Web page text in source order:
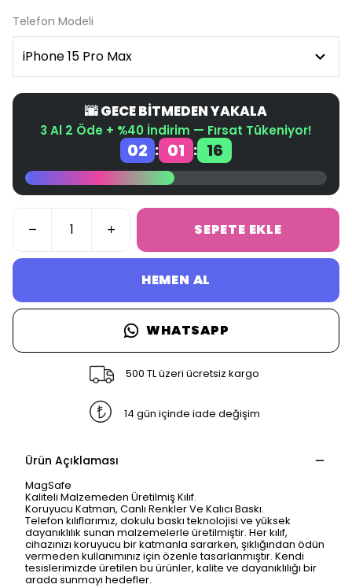
Telefon Modeli
🌆 GECE BİTMEDEN YAKALA
3 Al 2 Öde + %40 İndirim — Fırsat Tükeniyor!
02 : 01 : 16
SEPETE EKLE
HEMEN AL
WHATSAPP
500 TL üzeri ücretsiz kargo
14 gün içinde iade değişim
Ürün Açıklaması
MagSafe
Kaliteli Malzemeden Üretilmiş Kılıf.
Koruyucu Katman, Canlı Renkler Ve Kalıcı Baskı.
Telefon kılıflarımız, dokulu baskı teknolojisi ve yüksek
dayanıklılık sunan malzemelerle üretilmiştir. Her kılıf,
cihazınızı koruyucu bir katmanla sararken, şıklığından ödün
vermeden kullanımınız için özenle tasarlanmıştır. Kendi
tesislerimizde üretilen bu ürünler, kalite ve dayanıklılığı bir
arada sunmayı hedefler.